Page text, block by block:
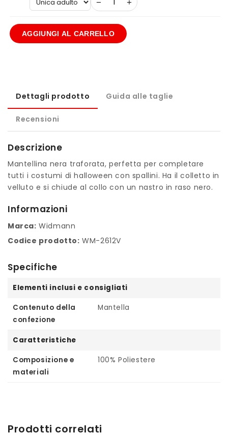
− +
AGGIUNGI AL CARRELLO
Dettagli prodotto Guida alle taglie
Recensioni
Descrizione
Mantellina nera traforata, perfetta per completare
tutti i costumi di halloween con spallini. Ha il colletto in
velluto e si chiude al collo con un nastro in raso nero.
Informazioni
Marca: Widmann
Codice prodotto: WM-2612V
Specifiche
Elementi inclusi e consigliati
Contenuto della
confezione
Mantella
Caratteristiche
Composizione e
materiali
100% Poliestere
Prodotti correlati